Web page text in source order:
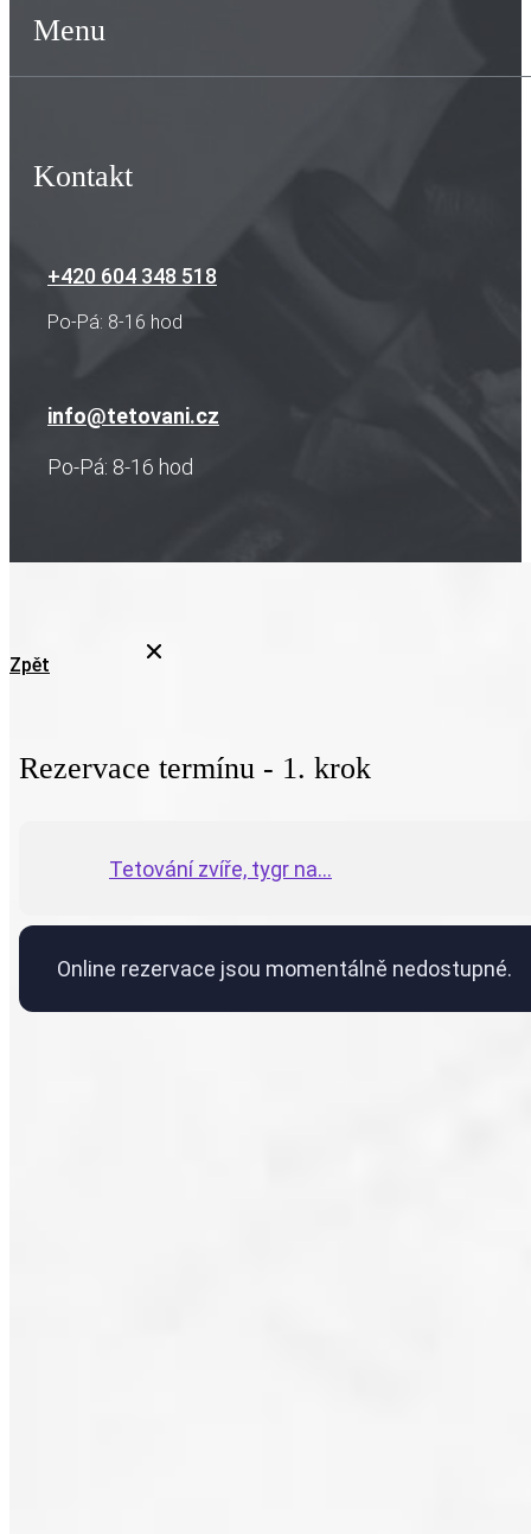
Menu
Kontakt
+420 604 348 518
Po-Pá: 8-16 hod
info@tetovani.cz
Po-Pá: 8-16 hod
Zpět
Rezervace termínu - 1. krok
Tetování zvíře, tygr na...
Online rezervace jsou momentálně nedostupné.